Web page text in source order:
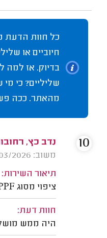
כל חוות הדעת
חיוביים או
בדיוק. אז למה
שליליים? כי
מהאתר. ככה
נדב כץ,
משוב: 22/03/2026
תיאור השירות:
ציפוי מסוג PPF לרכב.
חוות דעת:
היה ממש
10